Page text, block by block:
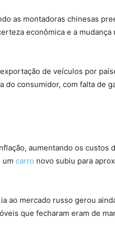
as montadoras chinesas
econômica e a mudança
de veículos por
do consumidor, com falta de
aumentando os custos
um carro novo subiu para
ao mercado russo gerou
que fecharam eram de